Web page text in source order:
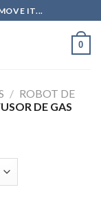
IT...
0
/ ROBOT DE
DE GAS